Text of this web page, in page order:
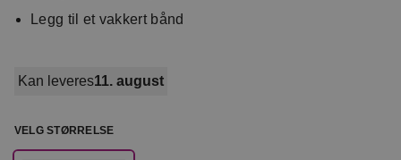
Legg til et vakkert bånd
Kan leveres11. august
VELG STØRRELSE